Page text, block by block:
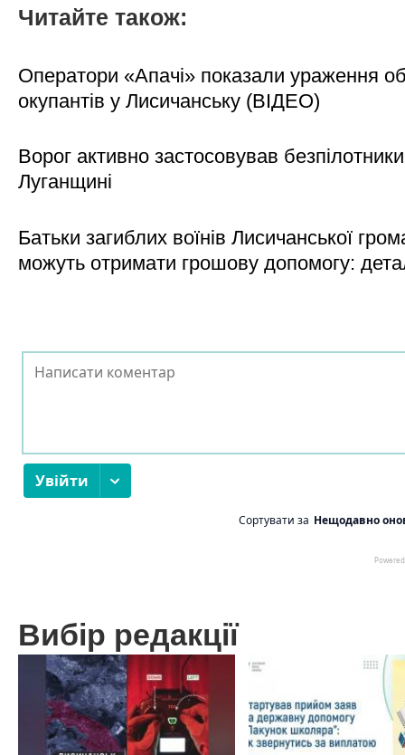
Читайте також:
Оператори «Апачі» показали ураження
окупантів у Лисичанську (ВІДЕО)
Ворог активно застосовував
Луганщині
Батьки загиблих воїнів Лисичанської
можуть отримати грошову допомогу:
Вибір редакції